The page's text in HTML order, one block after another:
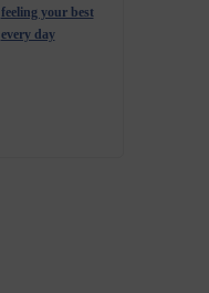
feeling your best
every day